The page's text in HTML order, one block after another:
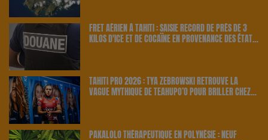
FRET AÉRIEN À TAHITI : SAISIE RECORD DE PRÈS DE 3
KILOS D'ICE ET DE COCAÏNE EN PROVENANCE DES ÉTATS-
TAHITI PRO 2026 : TYA ZEBROWSKI RETROUVE LA
VAGUE MYTHIQUE DE TEAHUPO’O POUR BRILLER CHEZ
PAKALOLO THÉRAPEUTIQUE EN POLYNÉSIE : NEUF